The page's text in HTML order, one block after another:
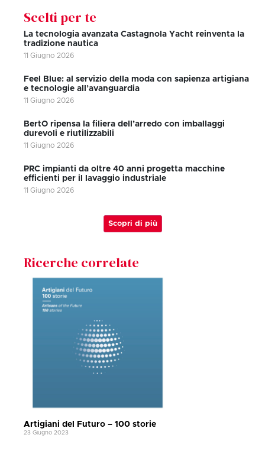
Scelti per te
La tecnologia avanzata Castagnola Yacht reinventa la
tradizione nautica
11 Giugno 2026
Feel Blue: al servizio della moda con sapienza artigiana
e tecnologie all’avanguardia
11 Giugno 2026
BertO ripensa la filiera dell’arredo con imballaggi
durevoli e riutilizzabili
11 Giugno 2026
PRC impianti da oltre 40 anni progetta macchine
efficienti per il lavaggio industriale
11 Giugno 2026
Scopri di più
Ricerche correlate
Artigiani del Futuro – 100 storie
23 Giugno 2023